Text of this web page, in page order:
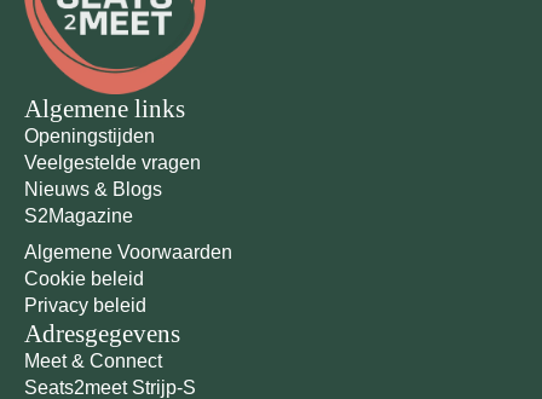
Algemene links
Openingstijden
Veelgestelde vragen
Nieuws & Blogs
S2Magazine
Algemene Voorwaarden
Cookie beleid
Privacy beleid
Adresgegevens
Meet & Connect
Seats2meet Strijp-S